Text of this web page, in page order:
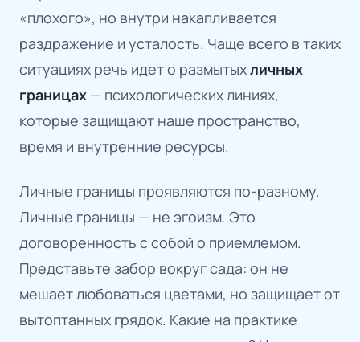
«плохого», но внутри накапливается
раздражение и усталость. Чаще всего в таких
ситуациях речь идет о размытыхличных
границах — психологических линиях,
которые защищают наше пространство,
время и внутренние ресурсы.
Личные границы проявляются по-разному.
Личные границы — не эгоизм. Это
договоренность с собой о приемлемом.
Представьте забор вокруг сада: он не
мешает любоваться цветами, но защищает от
вытоптанных грядок. Какие на практике